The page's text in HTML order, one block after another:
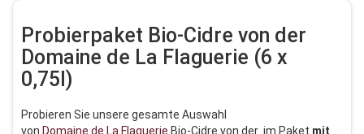
Probierpaket Bio-Cidre von der
Domaine de La Flaguerie (6 x
0,75l)
Probieren Sie unsere gesamte Auswahl
von Domaine de La Flaguerie Bio-Cidre von der im Paket mit